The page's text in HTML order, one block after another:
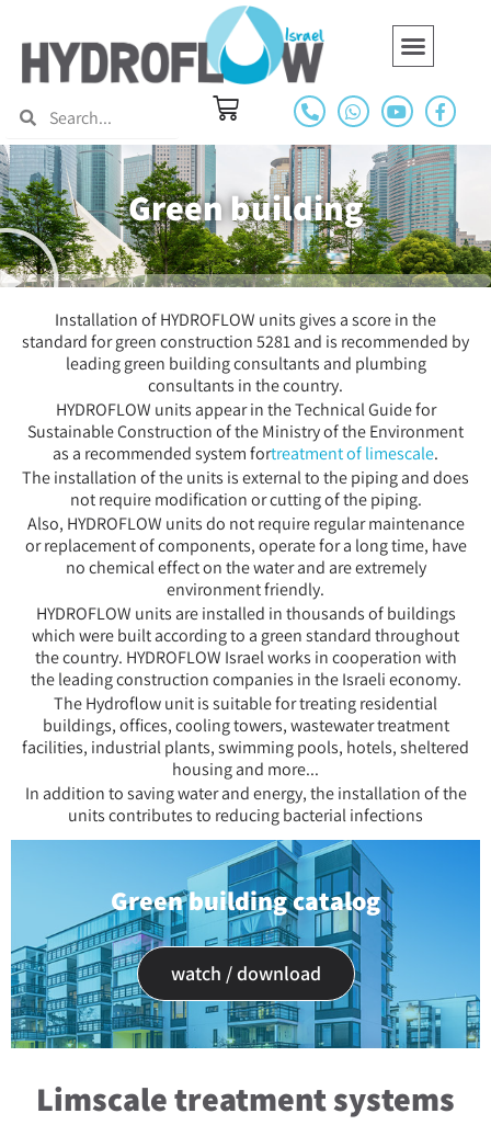
Green building
Installation of HYDROFLOW units gives a score in the
standard for green construction 5281 and is recommended by
leading green building consultants and plumbing
consultants in the country.
HYDROFLOW units appear in the Technical Guide for
Sustainable Construction of the Ministry of the Environment
as a recommended system fortreatment of limescale.
The installation of the units is external to the piping and does
not require modification or cutting of the piping.
Also, HYDROFLOW units do not require regular maintenance
or replacement of components, operate for a long time, have
no chemical effect on the water and are extremely
environment friendly.
HYDROFLOW units are installed in thousands of buildings
which were built according to a green standard throughout
the country. HYDROFLOW Israel works in cooperation with
the leading construction companies in the Israeli economy.
The Hydroflow unit is suitable for treating residential
buildings, offices, cooling towers, wastewater treatment
facilities, industrial plants, swimming pools, hotels, sheltered
housing and more...
In addition to saving water and energy, the installation of the
units contributes to reducing bacterial infections
Green building catalog
watch / download
Limscale treatment systems